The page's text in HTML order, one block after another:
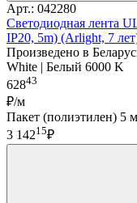
Арт.: 042280
Светодиодная лента
IP20, 5m) (Arlight, 7
Произведено в
White | Белый 6000 K
62843
₽/м
Пакет (полиэтилен) 5 м
3 14215₽